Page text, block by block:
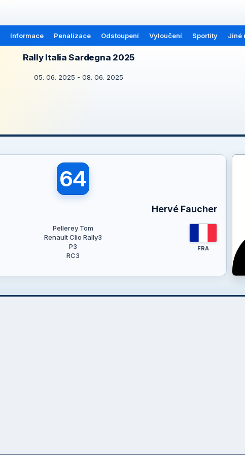
Informace Penalizace Odstoupení Vyloučení Sportity Jiné
Rally Italia Sardegna 2025
05. 06. 2025 - 08. 06. 2025
64
Hervé Faucher
Pellerey Tom
Renault Clio Rally3
P3
RC3
FRA